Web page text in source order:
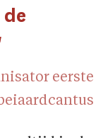
eerste